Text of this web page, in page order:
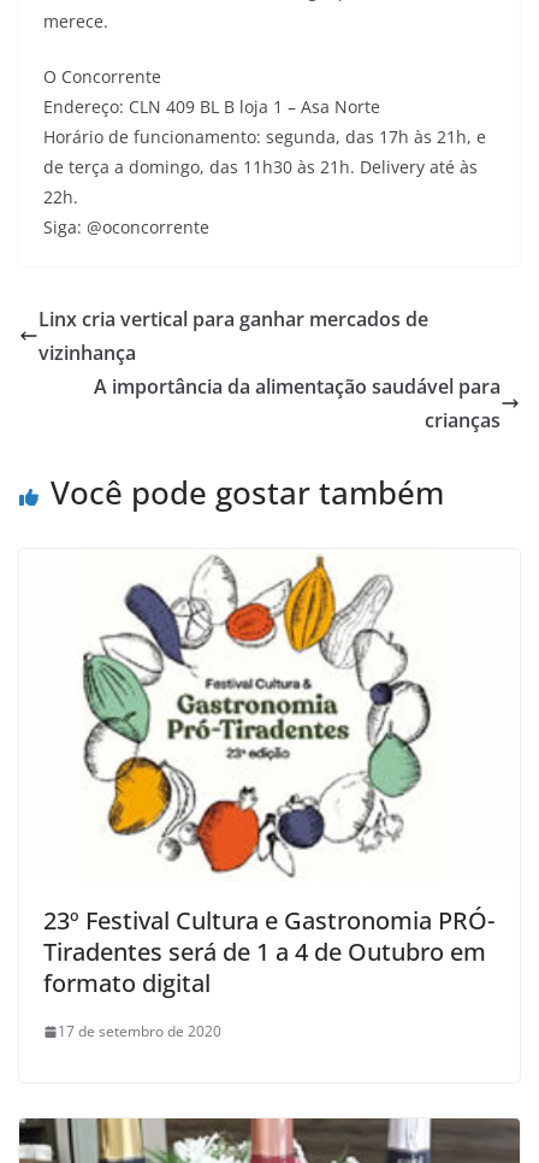
merece.
O Concorrente
Endereço: CLN 409 BL B loja 1 – Asa Norte
Horário de funcionamento: segunda, das 17h às 21h, e
de terça a domingo, das 11h30 às 21h. Delivery até às
22h.
Siga: @oconcorrente
Linx cria vertical para ganhar mercados de
vizinhança
A importância da alimentação saudável para
crianças
Você pode gostar também
23º Festival Cultura e Gastronomia PRÓ-
Tiradentes será de 1 a 4 de Outubro em
formato digital
17 de setembro de 2020